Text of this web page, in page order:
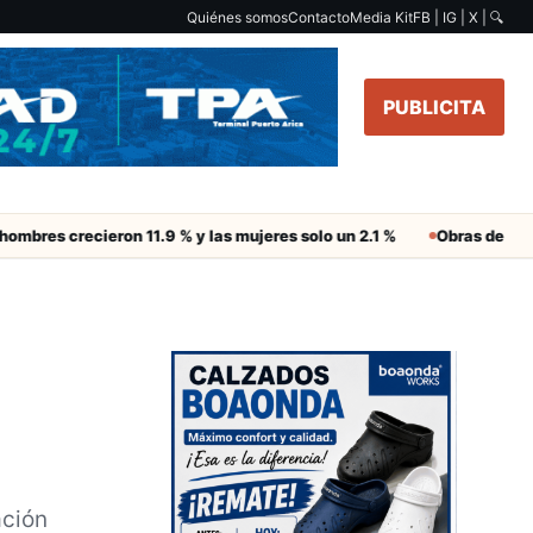
Quiénes somosContactoMedia KitFB | IG | X | 🔍
PUBLICITA
11.9 % y las mujeres solo un 2.1 % Obras de Aguas del